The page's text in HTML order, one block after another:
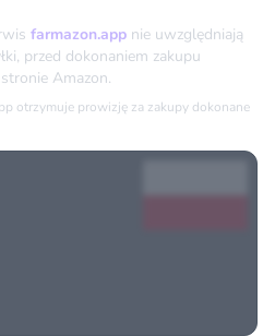
farmazon.app nie uwzględniają
przed dokonaniem zakupu
Amazon.
otrzymuje prowizję za zakupy dokonane